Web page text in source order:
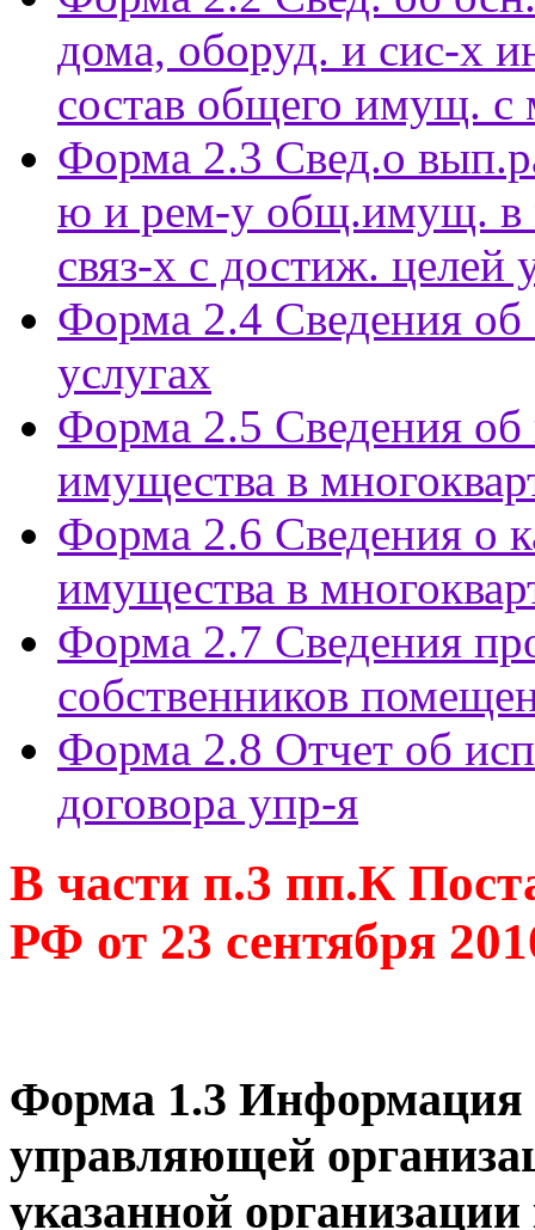
дома, оборуд. и сис-х
состав общего имущ. с
Форма 2.3 Свед.о
ю и рем-у общ.имущ. в
связ-х с достиж.
Форма 2.4 Сведения
услугах
Форма 2.5 Сведения об
имущества в
Форма 2.6 Сведения о
имущества в
Форма 2.7 Сведения
собственников
Форма 2.8 Отчет об
договора упр-я
В части п.3 пп.К
РФ от 23 сентября
Форма 1.3 Информация
управляющей
указанной